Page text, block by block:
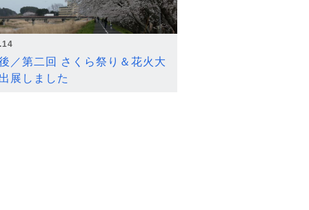
／第二回 さくら祭り＆花火大
展しました